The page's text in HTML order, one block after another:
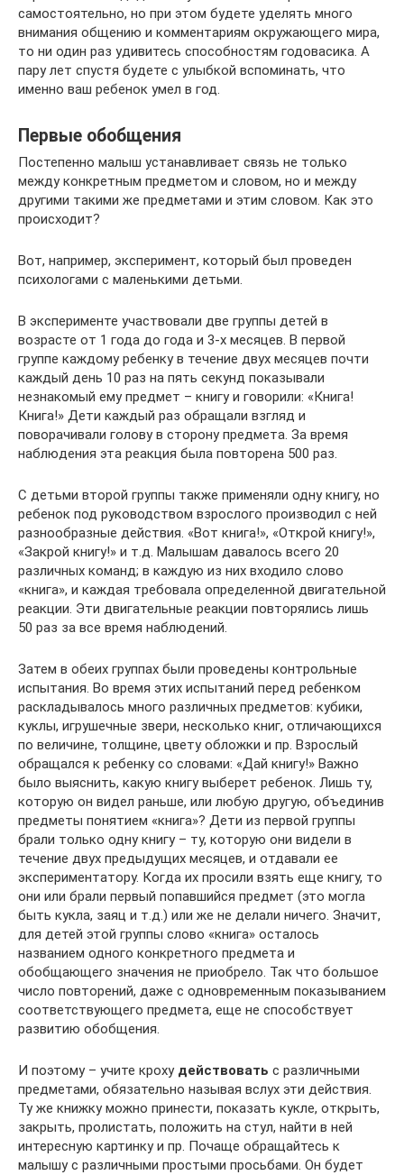
самостоятельно, но при этом будете уделять много
внимания общению и комментариям окружающего мира,
то ни один раз удивитесь способностям годовасика. А
пару лет спустя будете с улыбкой вспоминать, что
именно ваш ребенок умел в год.
Первые обобщения
Постепенно малыш устанавливает связь не только
между конкретным предметом и словом, но и между
другими такими же предметами и этим словом. Как это
происходит?
Вот, например, эксперимент, который был проведен
психологами с маленькими детьми.
В эксперименте участвовали две группы детей в
возрасте от 1 года до года и 3-х месяцев. В первой
группе каждому ребенку в течение двух месяцев почти
каждый день 10 раз на пять секунд показывали
незнакомый ему предмет – книгу и говорили: «Книга!
Книга!» Дети каждый раз обращали взгляд и
поворачивали голову в сторону предмета. За время
наблюдения эта реакция была повторена 500 раз.
С детьми второй группы также применяли одну книгу, но
ребенок под руководством взрослого производил с ней
разнообразные действия. «Вот книга!», «Открой книгу!»,
«Закрой книгу!» и т.д. Малышам давалось всего 20
различных команд; в каждую из них входило слово
«книга», и каждая требовала определенной двигательной
реакции. Эти двигательные реакции повторялись лишь
50 раз за все время наблюдений.
Затем в обеих группах были проведены контрольные
испытания. Во время этих испытаний перед ребенком
раскладывалось много различных предметов: кубики,
куклы, игрушечные звери, несколько книг, отличающихся
по величине, толщине, цвету обложки и пр. Взрослый
обращался к ребенку со словами: «Дай книгу!» Важно
было выяснить, какую книгу выберет ребенок. Лишь ту,
которую он видел раньше, или любую другую, объединив
предметы понятием «книга»? Дети из первой группы
брали только одну книгу – ту, которую они видели в
течение двух предыдущих месяцев, и отдавали ее
экспериментатору. Когда их просили взять еще книгу, то
они или брали первый попавшийся предмет (это могла
быть кукла, заяц и т.д.) или же не делали ничего. Значит,
для детей этой группы слово «книга» осталось
названием одного конкретного предмета и
обобщающего значения не приобрело. Так что большое
число повторений, даже с одновременным показыванием
соответствующего предмета, еще не способствует
развитию обобщения.
И поэтому – учите кроху действовать с различными
предметами, обязательно называя вслух эти действия.
Ту же книжку можно принести, показать кукле, открыть,
закрыть, пролистать, положить на стул, найти в ней
интересную картинку и пр. Почаще обращайтесь к
малышу с различными простыми просьбами. Он будет